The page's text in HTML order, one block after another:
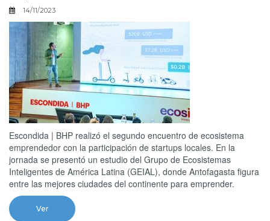
14/11/2023
Escondida | BHP realizó el segundo encuentro de ecosistema
emprendedor con la participación de startups locales. En la
jornada se presentó un estudio del Grupo de Ecosistemas
Inteligentes de América Latina (GEIAL), donde Antofagasta figura
entre las mejores ciudades del continente para emprender.
Ver